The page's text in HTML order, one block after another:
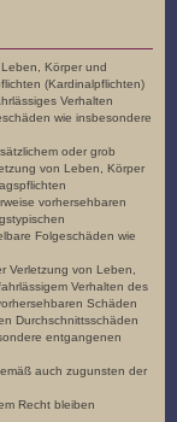
Körper und
(Kardinalpflichten)
Verhalten
wie insbesondere
oder grob
von Leben, Körper
vorhersehbaren
Folgeschäden wie
Verletzung von Leben,
Verhalten des
Schäden
Durchschnittsschäden
entgangenen
auch zugunsten der
Recht bleiben